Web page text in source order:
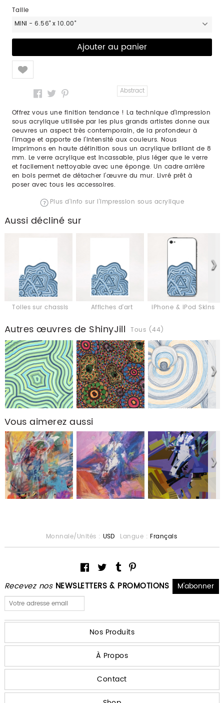
Taille
MINI - 6.56" x 10.00"
Like
Abstract
Offrez vous une finition tendance ! La technique d’impression
sous acrylique utilisée par les plus grands artistes donne aux
oeuvres un aspect très contemporain, de la profondeur à
l’image et apporte de l’intensité aux couleurs. Nous
imprimons en haute définition sous un acrylique brillant de 8
mm. Le verre acrylique est incassable, plus léger que le verre
et facilement nettoyable avec une éponge. Un cadre arrière
en bois permet de détacher l’œuvre du mur. Livré prêt à
poser avec tous les accessoires.
Plus d'info sur l'impression sous acrylique
Aussi décliné sur
Toiles sur chassis Affiches d'art iPhone & iPod Skins
Autres œuvres de ShinyJill Tous (44)
Vous aimerez aussi
Recevez nos NEWSLETTERS & PROMOTIONS
Monnaie/Unités : USD Langue : Français
Nos Produits
À Propos
Contact